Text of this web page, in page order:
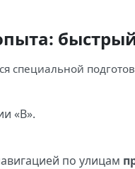
«B».
по улицам